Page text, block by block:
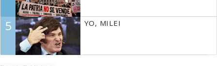
5 YO, MILEI